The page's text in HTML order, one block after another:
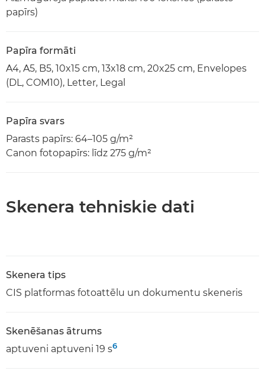
papīrs)
Papīra formāti
A4, A5, B5, 10x15 cm, 13x18 cm, 20x25 cm, Envelopes
(DL, COM10), Letter, Legal
Papīra svars
Parasts papīrs: 64–105 g/m²
Canon fotopapīrs: līdz 275 g/m²
Skenera tehniskie dati
Skenera tips
CIS platformas fotoattēlu un dokumentu skeneris
Skenēšanas ātrums
aptuveni aptuveni 19 s6